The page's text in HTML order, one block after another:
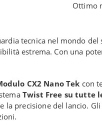
Ottimo
tecnica nel mondo
estrema. Con una
CX2 Nano Tek con
Twist Free su tutte
la precisione del lancio.